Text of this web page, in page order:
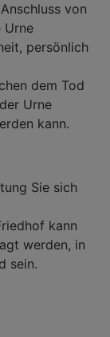
von
Urne
persönlich
dem Tod
Urne
kann.
Sie sich
kann
werden, in
sein.